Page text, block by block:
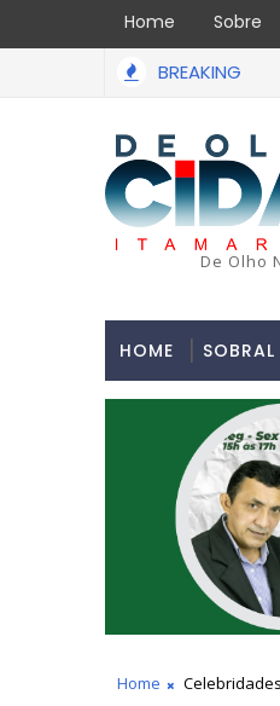
Home Sobre
BREAKING
De Olho
HOME SOBRAL
Home Celebridades